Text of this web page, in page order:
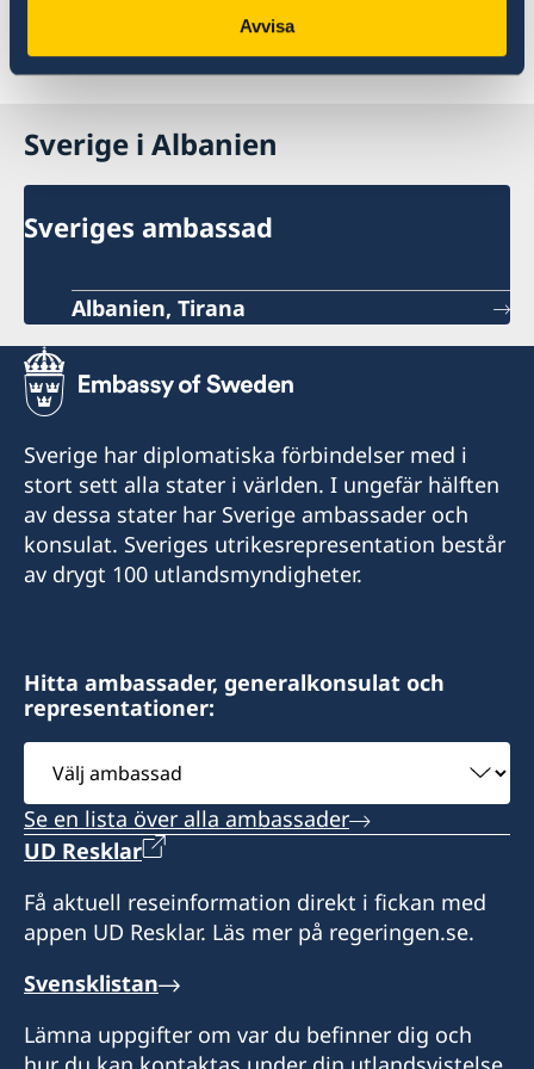
Avvisa
Blankett om namnanmälan SKV 7750
Sverige i Albanien
Sveriges ambassad
Albanien, Tirana
Sverige har diplomatiska förbindelser med i
stort sett alla stater i världen. I ungefär hälften
av dessa stater har Sverige ambassader och
konsulat. Sveriges utrikesrepresentation består
av drygt 100 utlandsmyndigheter.
Hitta ambassader, generalkonsulat och
representationer:
Välj
ambassad
Se en lista över alla ambassader
UD Resklar
Få aktuell reseinformation direkt i fickan med
appen UD Resklar. Läs mer på regeringen.se.
Svensklistan
Lämna uppgifter om var du befinner dig och